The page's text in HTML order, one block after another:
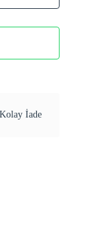
Kolay İade